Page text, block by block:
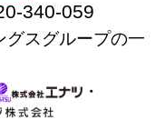
340-059
グスグループの一
・